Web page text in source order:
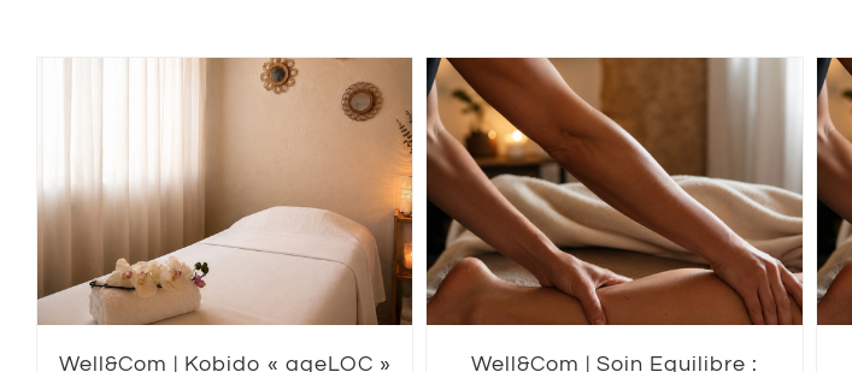
Well&Com | Kobido « ageLOC »
Well&Com | Soin Equilibre :